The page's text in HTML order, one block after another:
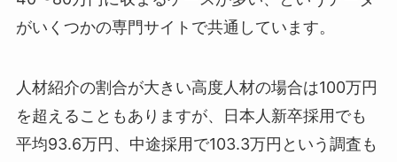
がいくつかの専門サイトで共通しています。
人材紹介の割合が大きい高度人材の場合は100万円
を超えることもありますが、日本人新卒採用でも
平均93.6万円、中途採用で103.3万円という調査も